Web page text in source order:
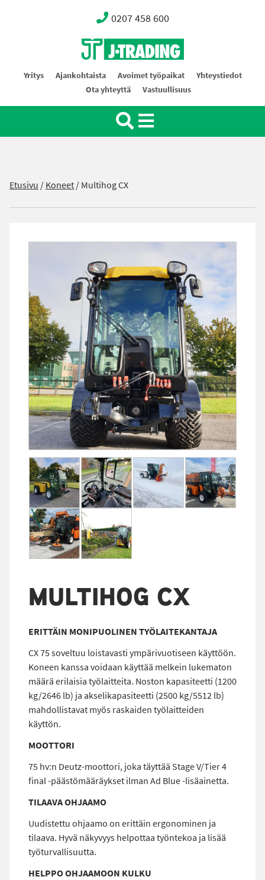
0207 458 600
Oy J-Trading Ab
Yritys Ajankohtaista Avoimet työpaikat
Yhteystiedot
Ota yhteyttä
Vastuullisuus
Etusivu /Koneet/Multihog CX
MULTIHOG CX
ERITTÄIN MONIPUOLINEN TYÖLAITEKANTAJA
CX 75 soveltuu loistavasti ympärivuotiseen käyttöön.
Koneen kanssa voidaan käyttää melkein lukematon
määrä erilaisia työlaitteita. Noston kapasiteetti (1200
kg/2646 lb) ja akselikapasiteetti (2500 kg/5512 lb)
mahdollistavat myös raskaiden työlaitteiden
käyttön.
MOOTTORI
75 hv:n Deutz-moottori, joka täyttää Stage V/Tier 4
final -päästömääräykset ilman Ad Blue -lisäainetta.
TILAAVA OHJAAMO
Uudistettu ohjaamo on erittäin ergonominen ja
tilaava. Hyvä näkyvyys helpottaa työntekoa ja lisää
työturvallisuutta.
HELPPO OHJAAMOON KULKU